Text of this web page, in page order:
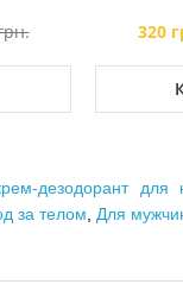
320
дезодорант для
за телом Для